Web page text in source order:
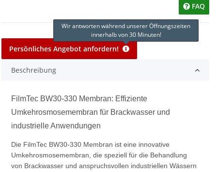
FAQ
Persönliches Angebot anfordern!
Wir antworten während unserer Öffnungszeiten
innerhalb von 30 Minuten!
Beschreibung
FilmTec BW30-330 Membran: Effiziente
Umkehrosmosemembran für Brackwasser und
industrielle Anwendungen
Die FilmTec BW30-330 Membran ist eine innovative
Umkehrosmosemembran, die speziell für die Behandlung
von Brackwasser und anspruchsvollen industriellen Wässern